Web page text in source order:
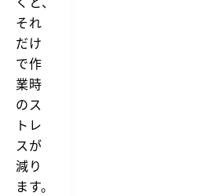
それ
だけ
で作
業時
のス
トレ
スが
減り
ます。